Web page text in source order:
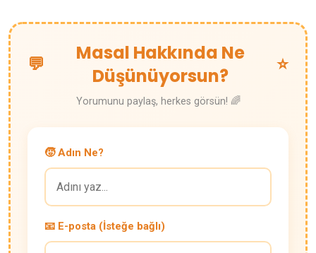
💬
Masal Hakkında Ne
Düşünüyorsun?
⭐
Yorumunu paylaş, herkes görsün! 🌈
🧒 Adın Ne?
📧 E-posta (İsteğe bağlı)